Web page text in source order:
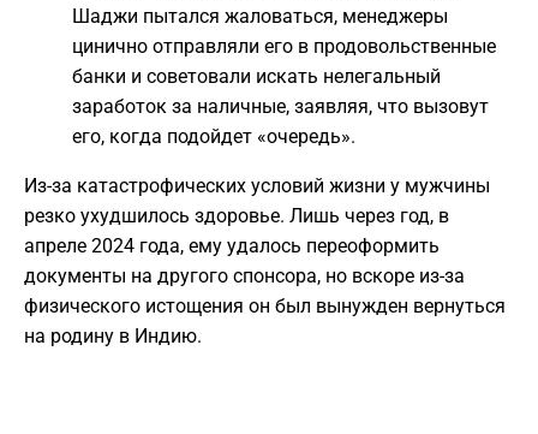
Шаджи пытался жаловаться, менеджеры
цинично отправляли его в продовольственные
банки и советовали искать нелегальный
заработок за наличные, заявляя, что вызовут
его, когда подойдет «очередь».
Из-за катастрофических условий жизни у мужчины
резко ухудшилось здоровье. Лишь через год, в
апреле 2024 года, ему удалось переоформить
документы на другого спонсора, но вскоре из-за
физического истощения он был вынужден вернуться
на родину в Индию.